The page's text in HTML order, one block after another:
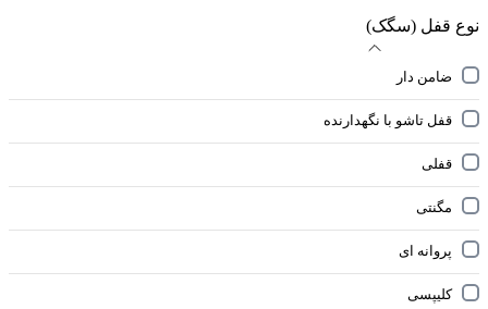
نوع قفل (سگک)
ضامن دار
قفل تاشو با نگهدارنده
قفلی
مگنتی
پروانه ای
کلیپسی